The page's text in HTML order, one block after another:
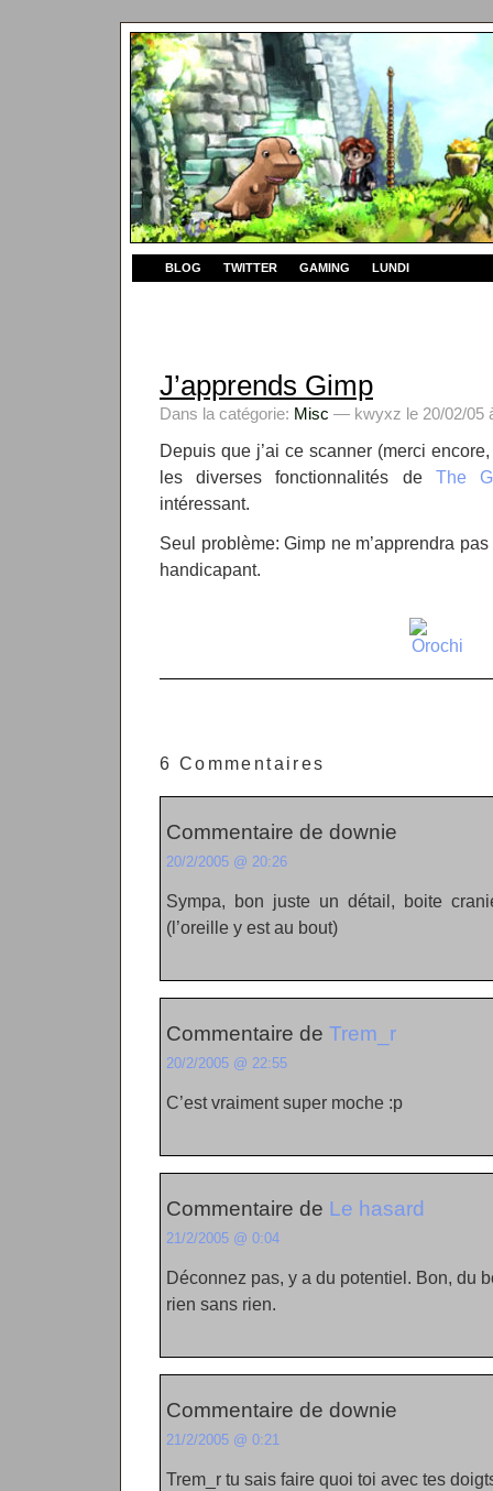
BLOG TWITTER GAMING LUNDI
J’apprends Gimp
Dans la catégorie: Misc — kwyxz le 20/02/05
Depuis que j’ai ce scanner (merci
les diverses fonctionnalités de The
intéressant.
Seul problème: Gimp ne m’apprendra
handicapant.
6 Commentaires
Commentaire de downie
20/2/2005 @ 20:26
Sympa, bon juste un détail, boite
(l’oreille y est au bout)
Commentaire de Trem_r
20/2/2005 @ 22:55
C’est vraiment super moche :p
Commentaire de Le hasard
21/2/2005 @ 0:04
Déconnez pas, y a du potentiel. Bon, du
rien sans rien.
Commentaire de downie
21/2/2005 @ 0:21
Trem_r tu sais faire quoi toi avec tes